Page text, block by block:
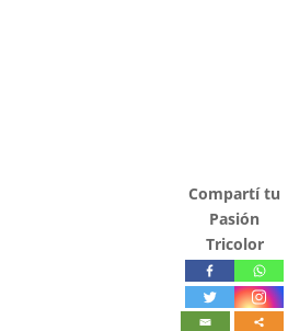
Compartí tu
Pasión
Tricolor